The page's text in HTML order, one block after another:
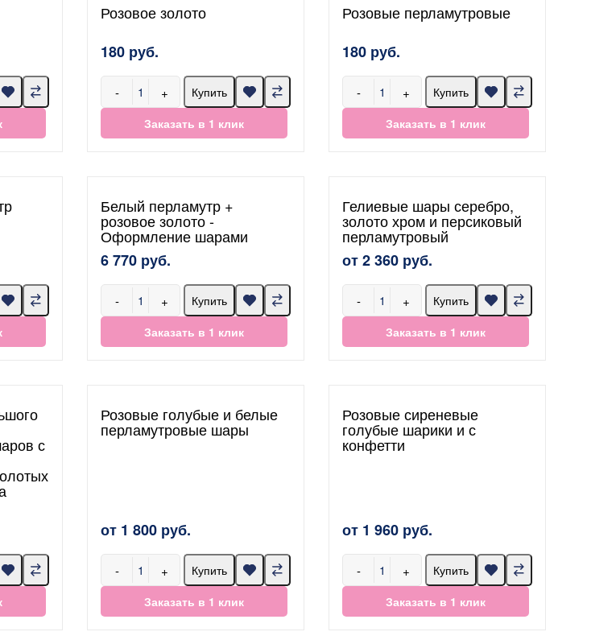
Розовое золото
180 руб.
- +
Купить
Заказать в 1 клик
Розовые перламутровые
180 руб.
- +
Купить
Заказать в 1 клик
Белый перламутр +
розовое золото -
Оформление шарами
6 770 руб.
- +
Купить
Заказать в 1 клик
Гелиевые шары серебро,
золото хром и персиковый
перламутровый
от 2 360 руб.
- +
Купить
Заказать в 1 клик
с
Розовые голубые и белые
перламутровые шары
от 1 800 руб.
- +
Купить
Заказать в 1 клик
Розовые сиреневые
голубые шарики и с
конфетти
от 1 960 руб.
- +
Купить
Заказать в 1 клик